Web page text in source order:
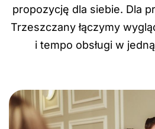
propozycję dla siebie. Dla
Trzeszczany łączymy
i tempo obsługi w